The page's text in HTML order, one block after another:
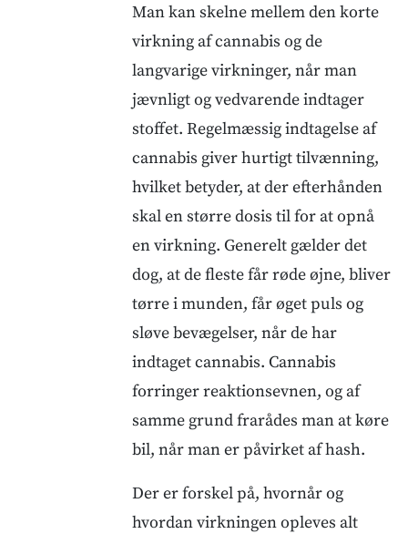
Man kan skelne mellem den korte
virkning af cannabis og de
langvarige virkninger, når man
jævnligt og vedvarende indtager
stoffet. Regelmæssig indtagelse af
cannabis giver hurtigt tilvænning,
hvilket betyder, at der efterhånden
skal en større dosis til for at opnå
en virkning. Generelt gælder det
dog, at de fleste får røde øjne, bliver
tørre i munden, får øget puls og
sløve bevægelser, når de har
indtaget cannabis. Cannabis
forringer reaktionsevnen, og af
samme grund frarådes man at køre
bil, når man er påvirket af hash.
Der er forskel på, hvornår og
hvordan virkningen opleves alt